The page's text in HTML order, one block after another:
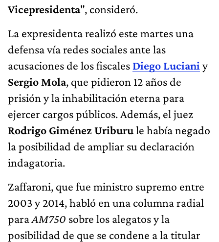
Vicepresidenta", consideró.
La expresidenta realizó este martes una
defensa vía redes sociales ante las
acusaciones de los fiscales Diego Luciani y
Sergio Mola, que pidieron 12 años de
prisión y la inhabilitación eterna para
ejercer cargos públicos. Además, el juez
Rodrigo Giménez Uriburule había negado
la posibilidad de ampliar su declaración
indagatoria.
Zaffaroni, que fue ministro supremo entre
2003 y 2014, habló en una columna radial
paraAM750 sobre los alegatos y la
posibilidad de que se condene a la titular